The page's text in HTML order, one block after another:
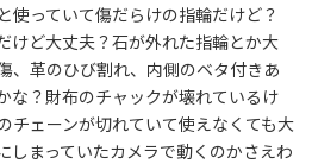
使っていて傷だらけの指輪だけど？
けど大丈夫？石が外れた指輪とか大
、革のひび割れ、内側のベタ付きあ
な？財布のチャックが壊れているけ
チェーンが切れていて使えなくても大
しまっていたカメラで動くのかさえわ